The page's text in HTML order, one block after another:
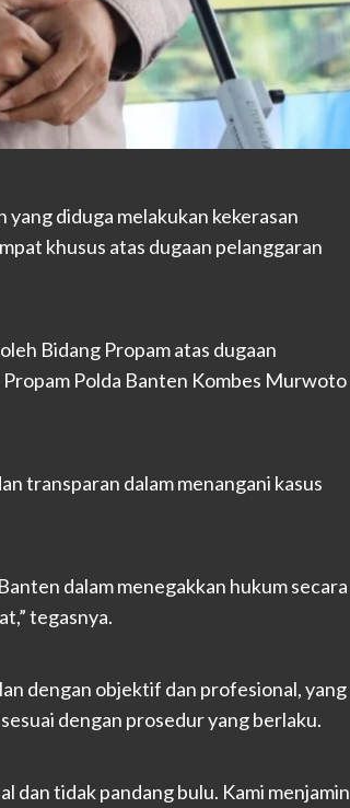
diduga melakukan kekerasan
khusus atas dugaan pelanggaran
Bidang Propam atas dugaan
Polda Banten Kombes Murwoto
transparan dalam menangani kasus
dalam menegakkan hukum secara
tegasnya.
dengan objektif dan profesional, yang
dengan prosedur yang berlaku.
dan tidak pandang bulu. Kami menjamin